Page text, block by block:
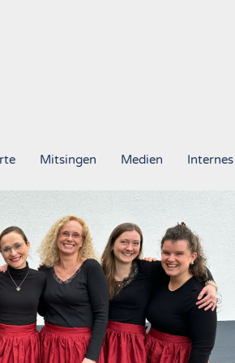
Mitsingen Medien Internes